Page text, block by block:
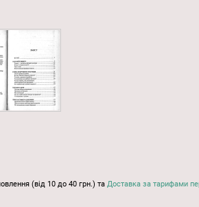
(від 10 до 40 грн.) та Доставка за тарифами